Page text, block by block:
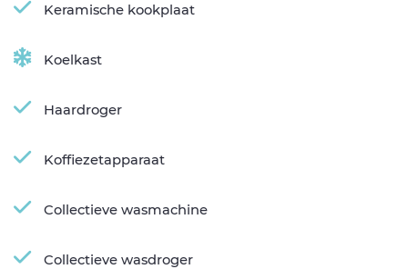
Keramische kookplaat
Koelkast
Haardroger
Koffiezetapparaat
Collectieve wasmachine
Collectieve wasdroger